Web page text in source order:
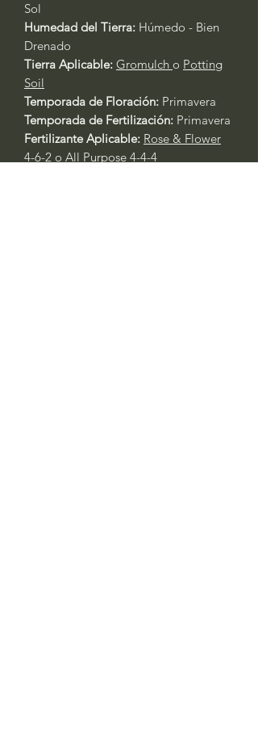
Sol
Humedad del Tierra: Húmedo - Bien
Drenado
Tierra Aplicable: Gromulch o Potting
Soil
Temporada de Floración: Primavera
Temporada de Fertilización: Primavera
Fertilizante Aplicable: Rose & Flower
4-6-2 o All Purpose 4-4-4